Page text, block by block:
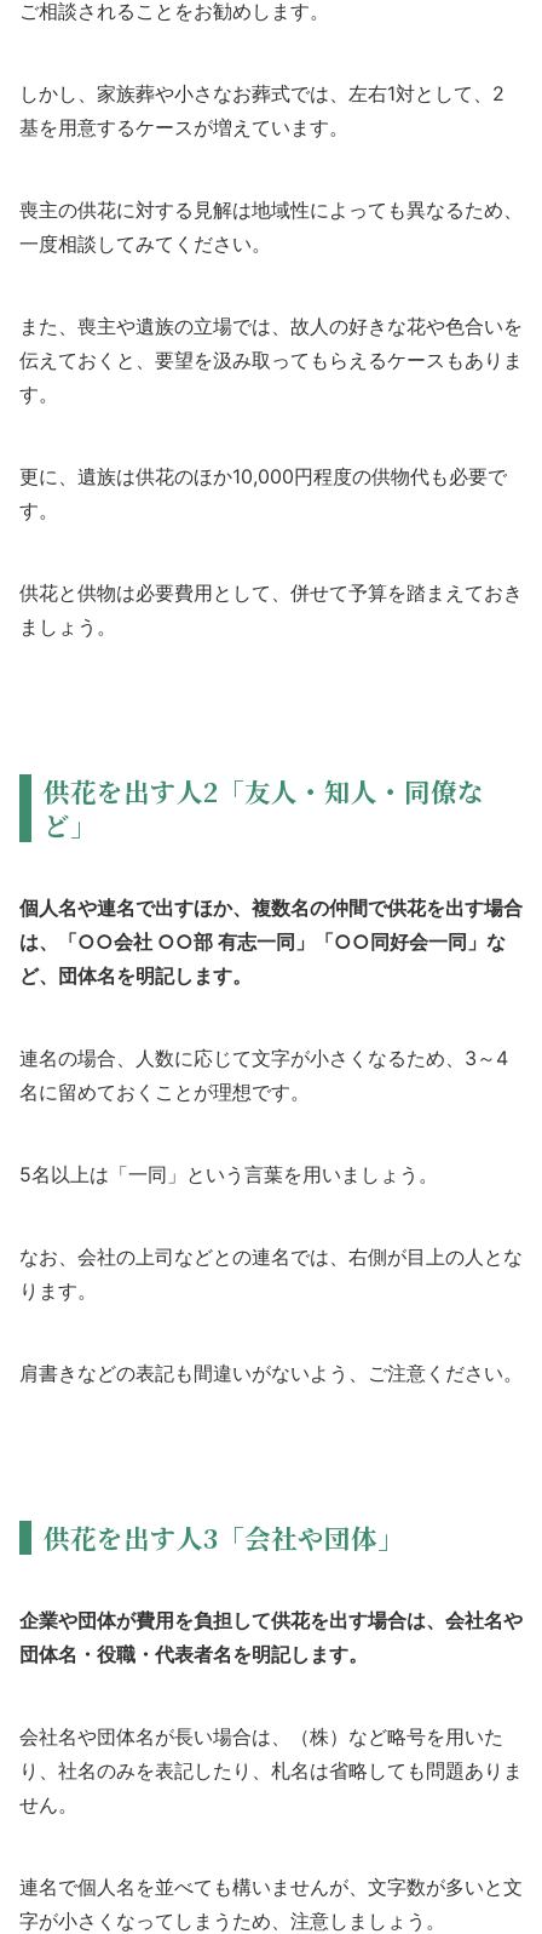
ご相談されることをお勧めします。
しかし、家族葬や小さなお葬式では、左右1対として、2
基を用意するケースが増えています。
喪主の供花に対する見解は地域性によっても異なるため、
一度相談してみてください。
また、喪主や遺族の立場では、故人の好きな花や色合いを
伝えておくと、要望を汲み取ってもらえるケースもありま
す。
更に、遺族は供花のほか10,000円程度の供物代も必要で
す。
供花と供物は必要費用として、併せて予算を踏まえておき
ましょう。
供花を出す人2「友人・知人・同僚な
ど」
個人名や連名で出すほか、複数名の仲間で供花を出す場合
は、「○○会社 ○○部 有志一同」「○○同好会一同」な
ど、団体名を明記します。
連名の場合、人数に応じて文字が小さくなるため、3～4
名に留めておくことが理想です。
5名以上は「一同」という言葉を用いましょう。
なお、会社の上司などとの連名では、右側が目上の人とな
ります。
肩書きなどの表記も間違いがないよう、ご注意ください。
供花を出す人3「会社や団体」
企業や団体が費用を負担して供花を出す場合は、会社名や
団体名・役職・代表者名を明記します。
会社名や団体名が長い場合は、（株）など略号を用いた
り、社名のみを表記したり、札名は省略しても問題ありま
せん。
連名で個人名を並べても構いませんが、文字数が多いと文
字が小さくなってしまうため、注意しましょう。